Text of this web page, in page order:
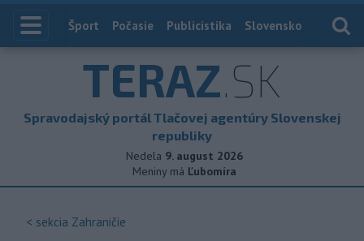
Index
Šport Počasie Publicistika Slovensko
TERAZ.SK
Spravodajský portál Tlačovej agentúry Slovenskej
republiky
Nedela 9. august 2026
Meniny má Ľubomíra
< sekcia Zahraničie